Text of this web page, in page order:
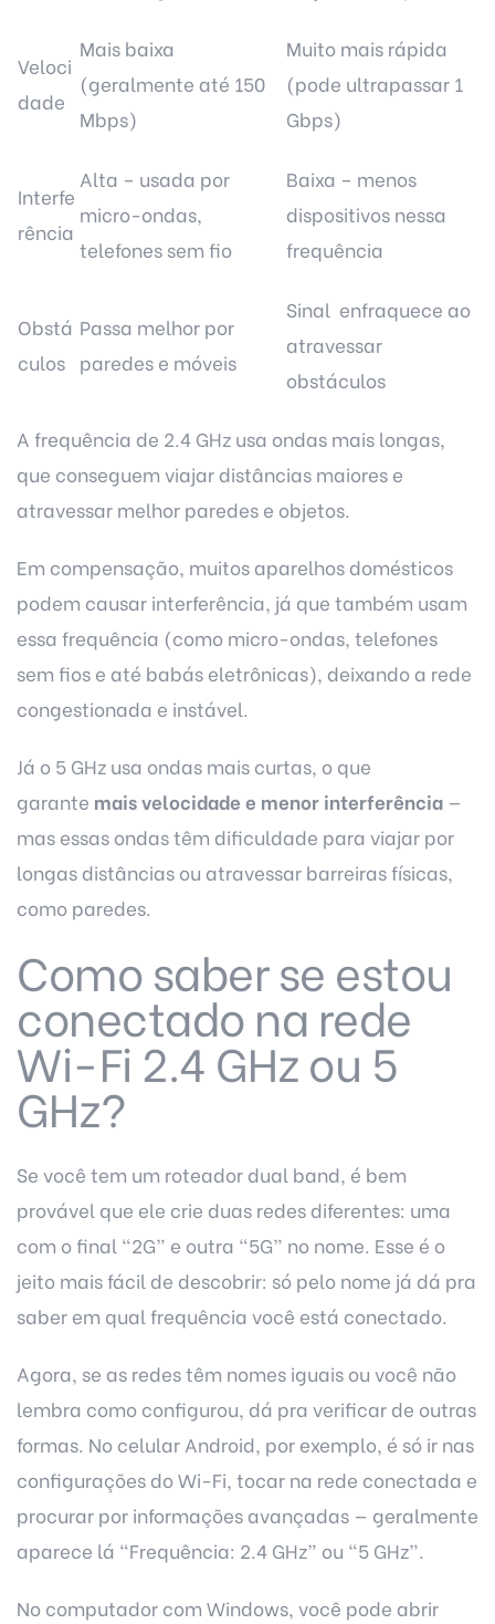
Veloci
dade
Mais baixa
(geralmente até 150
Mbps)
Muito mais rápida
(pode ultrapassar 1
Gbps)
Interfe
rência
Alta – usada por
micro-ondas,
telefones sem fio
Baixa – menos
dispositivos nessa
frequência
Obstá
culos
Passa melhor por
paredes e móveis
Sinal enfraquece ao
atravessar
obstáculos
A frequência de 2.4 GHz usa ondas mais longas,
que conseguem viajar distâncias maiores e
atravessar melhor paredes e objetos.
Em compensação, muitos aparelhos domésticos
podem causar interferência, já que também usam
essa frequência (como micro-ondas, telefones
sem fios e até babás eletrônicas), deixando a rede
congestionada e instável.
Já o 5 GHz usa ondas mais curtas, o que
garante mais velocidade e menor interferência —
mas essas ondas têm dificuldade para viajar por
longas distâncias ou atravessar barreiras físicas,
como paredes.
Como saber se estou
conectado na rede
Wi-Fi 2.4 GHz ou 5
GHz?
Se você tem um roteador dual band, é bem
provável que ele crie duas redes diferentes: uma
com o final “2G” e outra “5G” no nome. Esse é o
jeito mais fácil de descobrir: só pelo nome já dá pra
saber em qual frequência você está conectado.
Agora, se as redes têm nomes iguais ou você não
lembra como configurou, dá pra verificar de outras
formas. No celular Android, por exemplo, é só ir nas
configurações do Wi-Fi, tocar na rede conectada e
procurar por informações avançadas — geralmente
aparece lá “Frequência: 2.4 GHz” ou “5 GHz”.
No computador com Windows, você pode abrir